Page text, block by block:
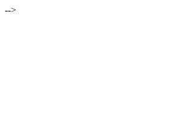
-->